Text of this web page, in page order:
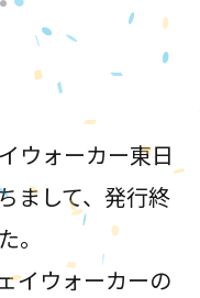
ウォーカー東日
まして、発行終
。
イウォーカーの